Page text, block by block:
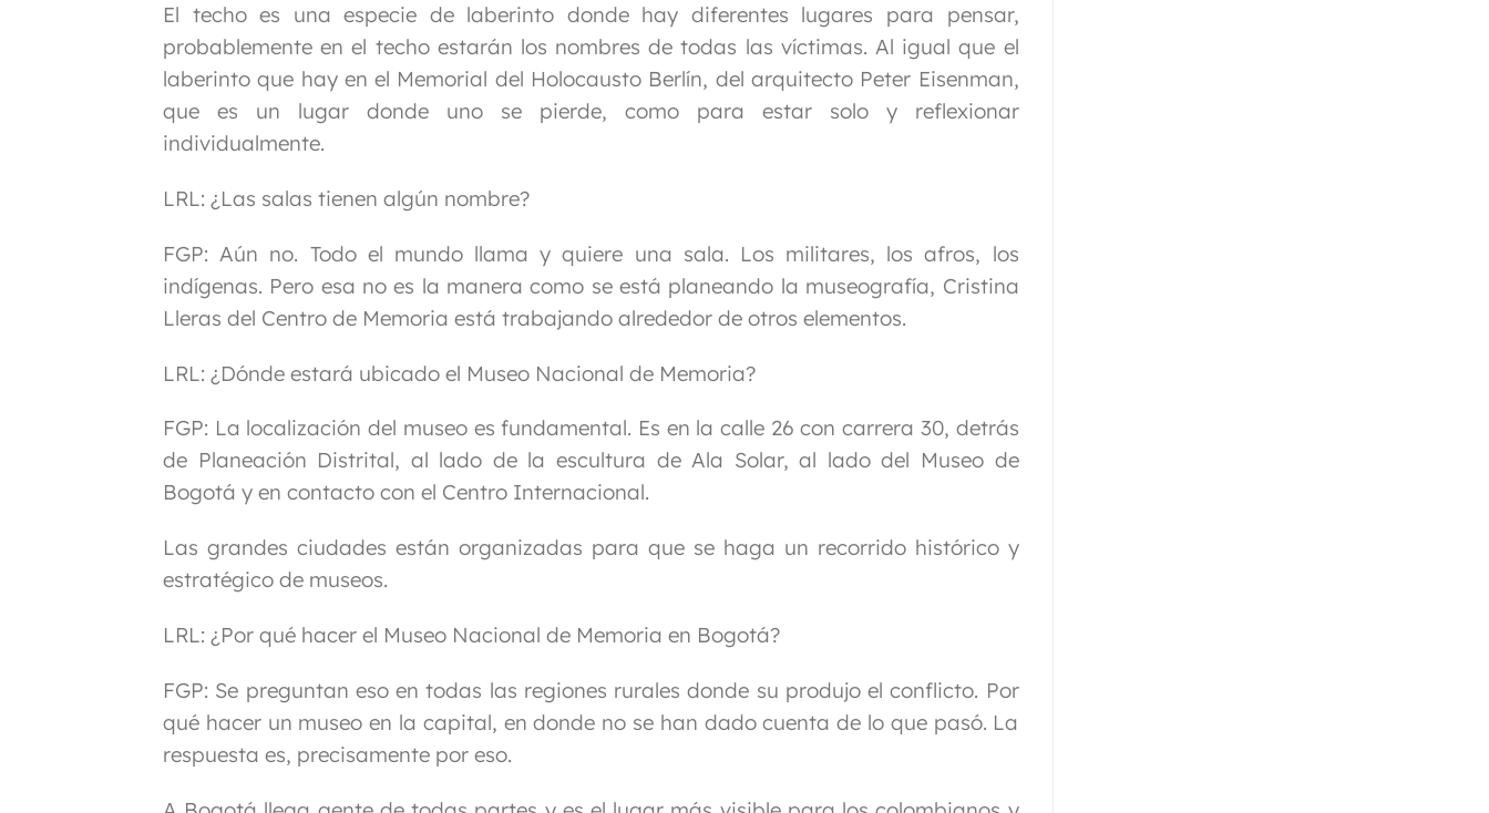
El techo es una especie de laberinto donde hay diferentes lugares para pensar,
probablemente en el techo estarán los nombres de todas las víctimas. Al igual que el
laberinto que hay en el Memorial del Holocausto Berlín, del arquitecto Peter Eisenman,
que es un lugar donde uno se pierde, como para estar solo y reflexionar
individualmente.
LRL: ¿Las salas tienen algún nombre?
FGP: Aún no. Todo el mundo llama y quiere una sala. Los militares, los afros, los
indígenas. Pero esa no es la manera como se está planeando la museografía, Cristina
Lleras del Centro de Memoria está trabajando alrededor de otros elementos.
LRL: ¿Dónde estará ubicado el Museo Nacional de Memoria?
FGP: La localización del museo es fundamental. Es en la calle 26 con carrera 30, detrás
de Planeación Distrital, al lado de la escultura de Ala Solar, al lado del Museo de
Bogotá y en contacto con el Centro Internacional.
Las grandes ciudades están organizadas para que se haga un recorrido histórico y
estratégico de museos.
LRL: ¿Por qué hacer el Museo Nacional de Memoria en Bogotá?
FGP: Se preguntan eso en todas las regiones rurales donde su produjo el conflicto. Por
qué hacer un museo en la capital, en donde no se han dado cuenta de lo que pasó. La
respuesta es, precisamente por eso.